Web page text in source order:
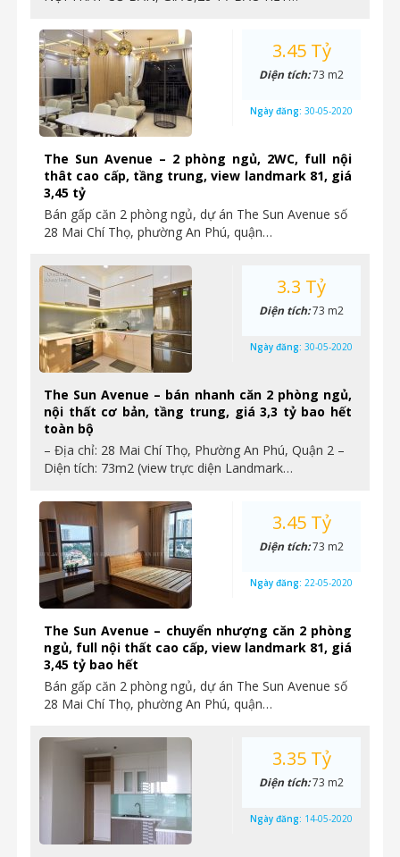
The Sun Avenue – 2 phòng ngủ, 2WC, full nội
thât cao cấp, tầng trung, view landmark 81, giá
3,45 tỷ
Bán gấp căn 2 phòng ngủ, dự án The Sun Avenue số
28 Mai Chí Thọ, phường An Phú, quận…
3.45 Tỷ
Diện tích:73 m2
Ngày đăng: 30-05-2020
The Sun Avenue – bán nhanh căn 2 phòng ngủ,
nội thất cơ bản, tầng trung, giá 3,3 tỷ bao hết
toàn bộ
– Địa chỉ: 28 Mai Chí Thọ, Phường An Phú, Quận 2 –
Diện tích: 73m2 (view trực diện Landmark…
3.3 Tỷ
Diện tích:73 m2
Ngày đăng: 30-05-2020
The Sun Avenue – chuyển nhượng căn 2 phòng
ngủ, full nội thất cao cấp, view landmark 81, giá
3,45 tỷ bao hết
Bán gấp căn 2 phòng ngủ, dự án The Sun Avenue số
28 Mai Chí Thọ, phường An Phú, quận…
3.45 Tỷ
Diện tích:73 m2
Ngày đăng: 22-05-2020
3.35 Tỷ
Diện tích:73 m2
Ngày đăng: 14-05-2020